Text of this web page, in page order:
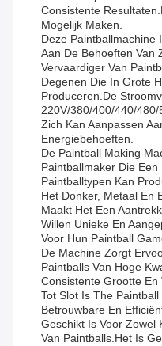
Consistente
Mogelijk Maken.
Deze Paintballmachine
Aan De Behoeften Van
Vervaardiger Van
Degenen Die In Grote
Produceren.De
220V/380/400/440/
Zich Kan Aanpassen
Energiebehoeften.
De Paintball Making
Paintballmaker Die Een
Paintballtypen Kan
Het Donker, Metaal En
Maakt Het Een
Willen Unieke En
Voor Hun Paintball
De Machine Zorgt
Paintballs Van Hoge
Consistente Grootte En
Tot Slot Is The
Betrouwbare En
Geschikt Is Voor Zowel
Van Paintballs.Het Is